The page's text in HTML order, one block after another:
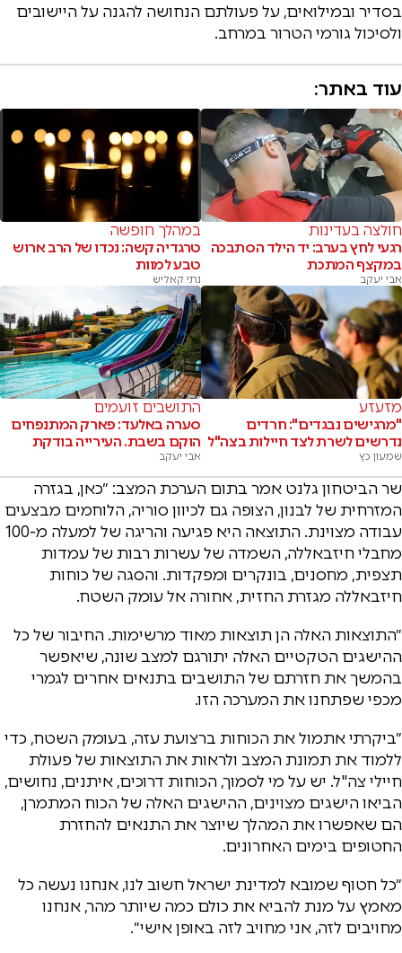
בסדיר ובמילואים, על פעולתם הנחושה להגנה על היישובים
ולסיכול גורמי הטרור במרחב.
עוד באתר:
חולצה בעדינות
רגעי לחץ בערב: יד הילד הסתבכה
במקצף המתכת
אבי יעקב
במהלך חופשה
טרגדיה קשה: נכדו של הרב ארוש
טבע למוות
נתי קאליש
מזעזע
"מרגישים נבגדים": חרדים
נדרשים לשרת לצד חיילות בצה"ל
שמעון כץ
התושבים זועמים
סערה באלעד: פארק המתנפחים
הוקם בשבת. העירייה בודקת
אבי יעקב
שר הביטחון גלנט אמר בתום הערכת המצב: ״כאן, בגזרה
המזרחית של לבנון, הצופה גם לכיוון סוריה, הלוחמים מבצעים
עבודה מצוינת. התוצאה היא פגיעה והריגה של למעלה מ-100
מחבלי חיזבאללה, השמדה של עשרות רבות של עמדות
תצפית, מחסנים, בונקרים ומפקדות. והסגה של כוחות
חיזבאללה מגזרת החזית, אחורה אל עומק השטח.
״התוצאות האלה הן תוצאות מאוד מרשימות. החיבור של כל
ההישגים הטקטיים האלה יתורגם למצב שונה, שיאפשר
בהמשך את חזרתם של התושבים בתנאים אחרים לגמרי
מכפי שפתחנו את המערכה הזו.
״ביקרתי אתמול את הכוחות ברצועת עזה, בעומק השטח, כדי
ללמוד את תמונת המצב ולראות את התוצאות של פעולת
חיילי צה"ל. יש על מי לסמוך, הכוחות דרוכים, איתנים, נחושים,
הביאו הישגים מצוינים, ההישגים האלה של הכוח המתמרן,
הם שאפשרו את המהלך שיוצר את התנאים להחזרת
החטופים בימים האחרונים.
״כל חטוף שמובא למדינת ישראל חשוב לנו, אנחנו נעשה כל
מאמץ על מנת להביא את כולם כמה שיותר מהר, אנחנו
מחויבים לזה, אני מחויב לזה באופן אישי״.